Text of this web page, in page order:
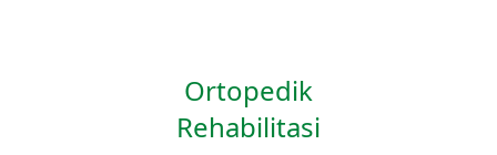
Ortopedik
Rehabilitasi